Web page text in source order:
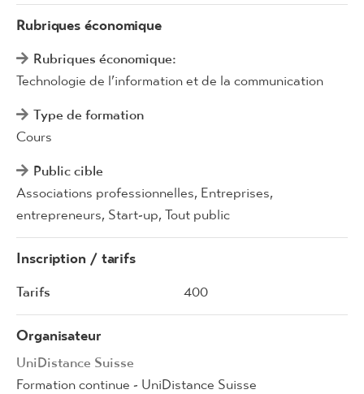
Rubriques économique
Rubriques économique:
Technologie de l’information et de la communication
Type de formation
Cours
Public cible
Associations professionnelles, Entreprises,
entrepreneurs, Start-up, Tout public
Inscription / tarifs
Tarifs 400
Organisateur
UniDistance Suisse
Formation continue - UniDistance Suisse